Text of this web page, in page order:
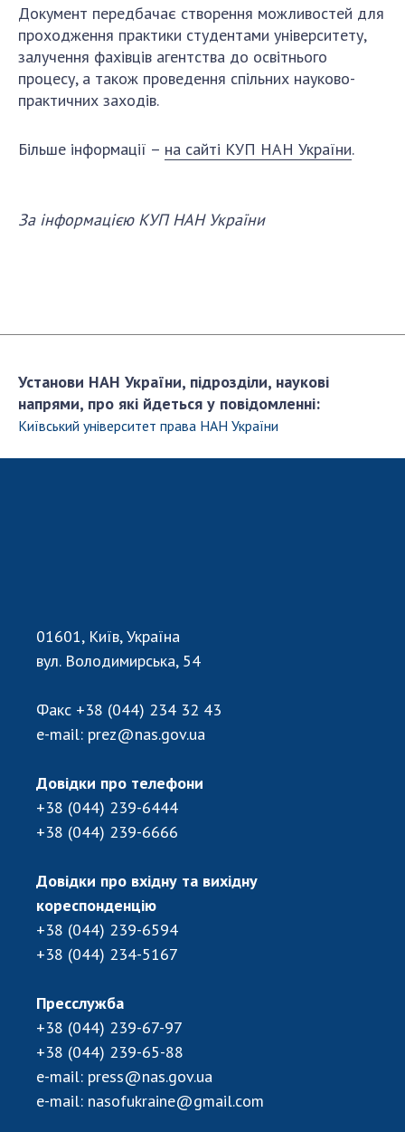
Сесії Загальних зборів НАН України
Річні звіти НАН України
Річні фінансові звіти НАН України
Наукові публікації та видавнича діяльність
Охорона прав інтелектуальної власності та
Наукові об'єкти, що становлять національне
науковими приладами НАН України
Робота з молоддю
Державний бюджет НАН України
Вибори до складу НАН України
НОВИНИ
НАУКОВІ ВИДАННЯ
МЕДІА ПРО НАС
АКАДЕМІЯ КОМЕНТУЄ
КОНТАКТИ
ПРОФСПІЛКА НАН УКРАЇНИ
КАБІНЕТ
Документ передбачає створення можливостей для
проходження практики студентами університету,
залучення фахівців агентства до освітнього
процесу, а також проведення спільних науково-
практичних заходів.
Більше інформації – на сайті КУП НАН України.
За інформацією КУП НАН України
Установи НАН України, підрозділи, наукові
напрями, про які йдеться у повідомленні:
Київський університет права НАН України
01601, Київ, Україна
вул. Володимирська, 54
Факс +38 (044) 234 32 43
e-mail: prez@nas.gov.ua
Довідки про телефони
+38 (044) 239-6444
+38 (044) 239-6666
Довідки про вхідну та вихідну
кореспонденцію
+38 (044) 239-6594
+38 (044) 234-5167
Пресслужба
+38 (044) 239-67-97
+38 (044) 239-65-88
e-mail: press@nas.gov.ua
e-mail: nasofukraine@gmail.com